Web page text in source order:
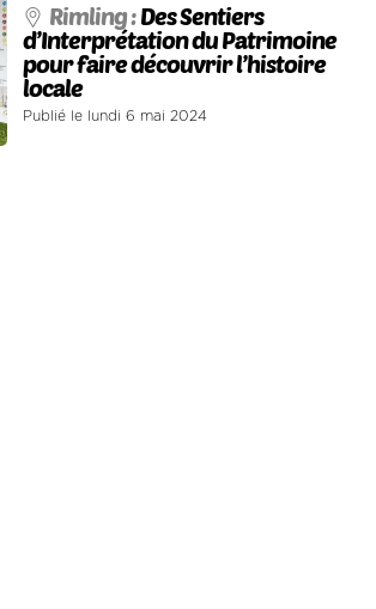
Rimling :Des Sentiers
d’Interprétation du Patrimoine
pour faire découvrir l’histoire
locale
Publié le lundi 6 mai 2024